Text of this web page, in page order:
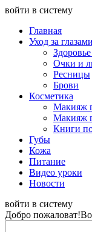
войти в систему
Главная
Уход за глазами
Здоровье
Очки и
Ресницы
Брови
Косметика
Макияж
Макияж
Книги
Губы
Кожа
Питание
Видео уроки
Новости
войти в систему
Добро пожаловат!